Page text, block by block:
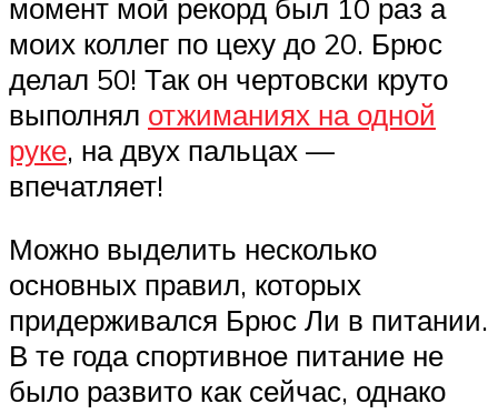
момент мой рекорд был 10 раз а
моих коллег по цеху до 20. Брюс
делал 50! Так он чертовски круто
выполнял отжиманиях на одной
руке, на двух пальцах —
впечатляет!
Можно выделить несколько
основных правил, которых
придерживался Брюс Ли в питании.
В те года спортивное питание не
было развито как сейчас, однако